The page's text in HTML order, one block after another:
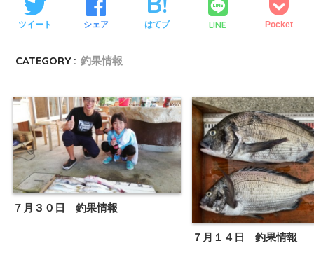
ツイート シェア はてブ LINE Pocket
CATEGORY : 釣果情報
７月３０日 釣果情報
７月１４日 釣果情報